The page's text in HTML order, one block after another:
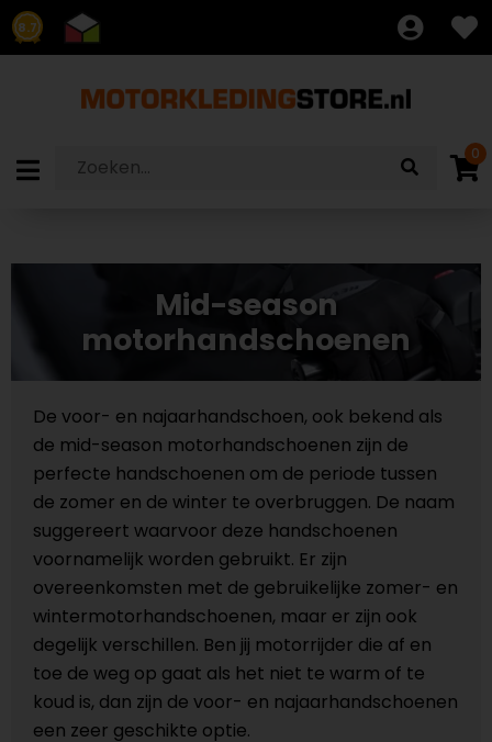
8.7
0
Mid-season
motorhandschoenen
De voor- en najaarhandschoen, ook bekend als
de mid-season motorhandschoenen zijn de
perfecte handschoenen om de periode tussen
de zomer en de winter te overbruggen. De naam
suggereert waarvoor deze handschoenen
voornamelijk worden gebruikt. Er zijn
overeenkomsten met de gebruikelijke zomer- en
wintermotorhandschoenen, maar er zijn ook
degelijk verschillen. Ben jij motorrijder die af en
toe de weg op gaat als het niet te warm of te
koud is, dan zijn de voor- en najaarhandschoenen
een zeer geschikte optie.